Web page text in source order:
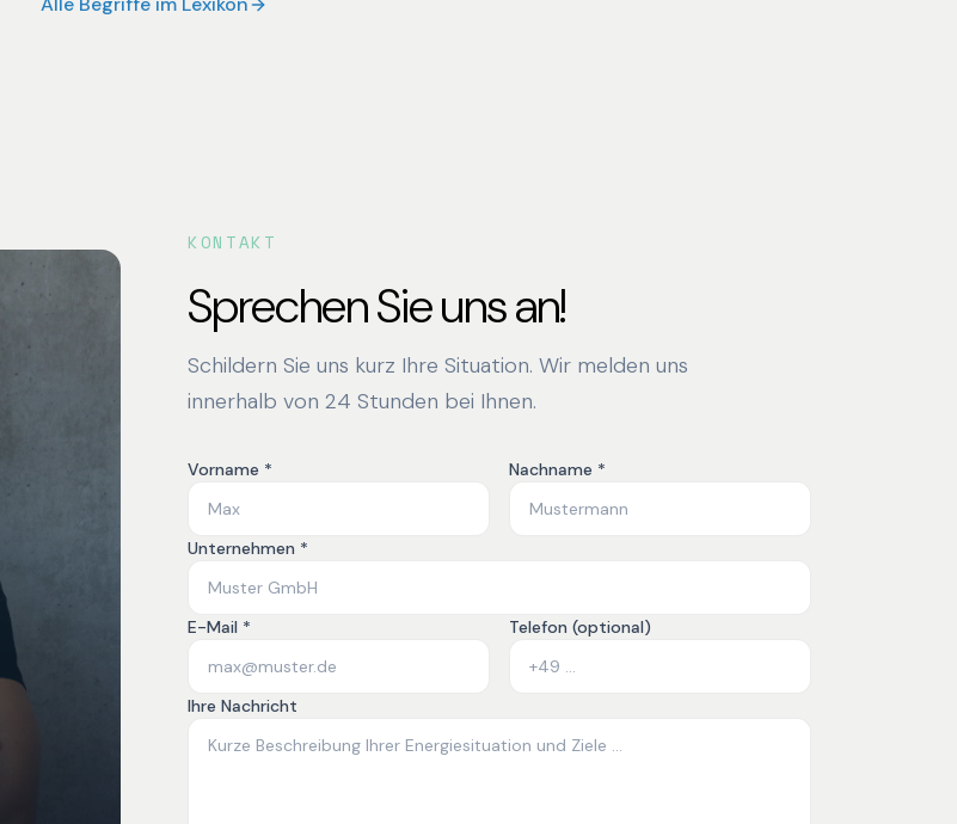
KONTAKT
Sprechen Sie uns an!
Schildern Sie uns kurz Ihre Situation. Wir melden uns
innerhalb von 24 Stunden bei Ihnen.
Vorname * Nachname *
Unternehmen *
E-Mail * Telefon (optional)
Ihre Nachricht